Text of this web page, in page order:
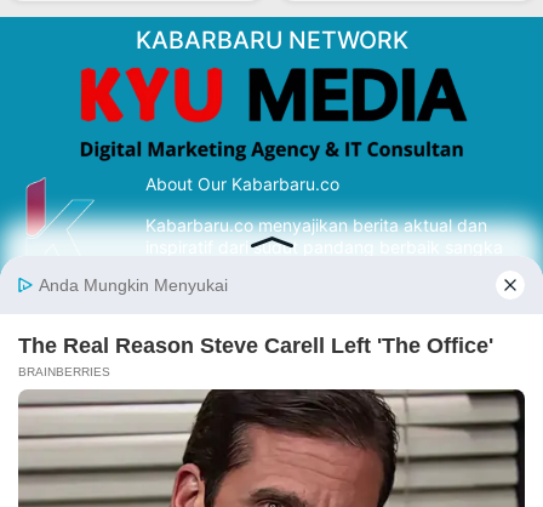
KABARBARU NETWORK
About Our Kabarbaru.co
Kabarbaru.co menyajikan berita aktual dan
inspiratif dari sudut pandang berbaik sangka